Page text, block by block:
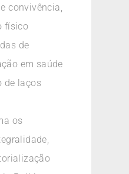
convivência,
físico
de
em saúde
de laços
os